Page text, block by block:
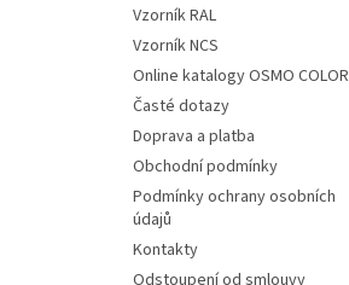
Vzorník RAL
Vzorník NCS
Online katalogy OSMO COLOR
Časté dotazy
Doprava a platba
Obchodní podmínky
Podmínky ochrany osobních
údajů
Kontakty